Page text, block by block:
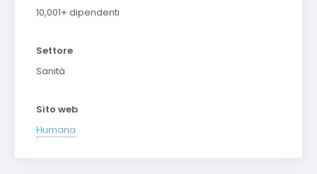
10,001+ dipendenti
Settore
Sanità
Sito web
Humana